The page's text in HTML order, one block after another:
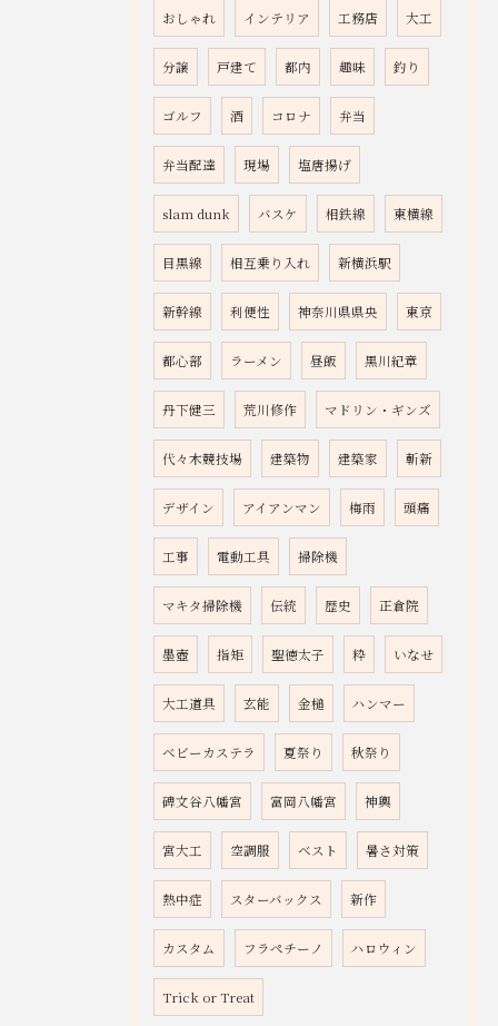
おしゃれ インテリア 工務店 大工
分譲 戸建て 都内 趣味 釣り
ゴルフ 酒 コロナ 弁当
弁当配達 現場 塩唐揚げ
slam dunk バスケ 相鉄線 東横線
目黒線 相互乗り入れ 新横浜駅
新幹線 利便性 神奈川県県央 東京
都心部 ラーメン 昼飯 黒川紀章
丹下健三 荒川修作 マドリン・ギンズ
代々木競技場 建築物 建築家 斬新
デザイン アイアンマン 梅雨 頭痛
工事 電動工具 掃除機
マキタ掃除機 伝統 歴史 正倉院
墨壺 指矩 聖徳太子 粋 いなせ
大工道具 玄能 金槌 ハンマー
ベビーカステラ 夏祭り 秋祭り
碑文谷八幡宮 富岡八幡宮 神輿
宮大工 空調服 ベスト 暑さ対策
熱中症 スターバックス 新作
カスタム フラペチーノ ハロウィン
Trick or Treat